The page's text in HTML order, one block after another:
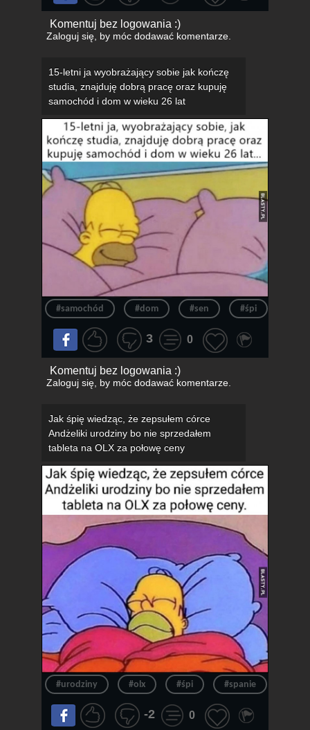
Komentuj bez logowania :)
Zaloguj się, by móc dodawać komentarze.
15-letni ja wyobrażający sobie jak kończę
studia, znajduję dobrą pracę oraz kupuję
samochód i dom w wieku 26 lat
#samochód #dom #sen #śpi
3 0
Komentuj bez logowania :)
Zaloguj się, by móc dodawać komentarze.
Jak śpię wiedząc, że zepsułem córce
Andżeliki urodziny bo nie sprzedałem
tableta na OLX za połowę ceny
#urodziny #olx #śpi #spanie
-2 0